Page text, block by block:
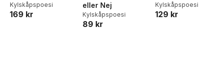
Kylskåpspoesi
169 kr
eller Nej
Kylskåpspoesi
89 kr
Kylskåpspoesi
129 kr